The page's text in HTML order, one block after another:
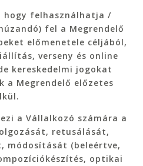
hogy felhasználhatja /
fel a Megrendelő
előmenetele céljából,
verseny és online
kereskedelmi jogokat
a Megrendelő előzetes
a Vállalkozó számára a
retusálását,
módosítását (beleértve,
optikai